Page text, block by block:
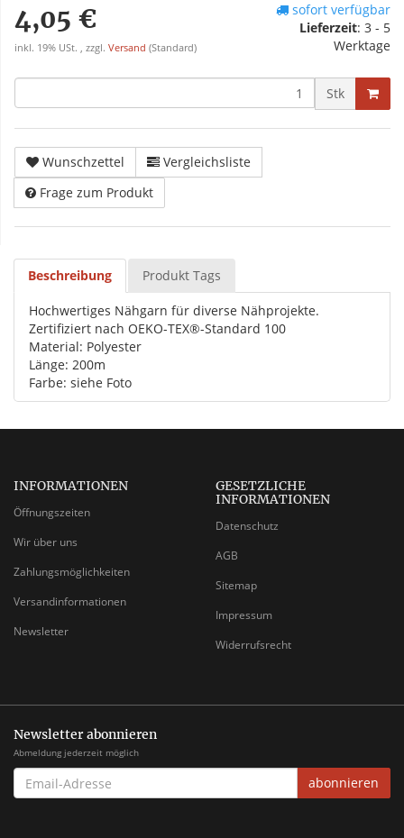
4,05 €
inkl. 19% USt. , zzgl. Versand (Standard)
sofort verfügbar
Lieferzeit: 3 - 5
Werktage
Stk
Wunschzettel
Vergleichsliste
Frage zum Produkt
Beschreibung Produkt Tags
Hochwertiges Nähgarn für diverse Nähprojekte.
Zertifiziert nach OEKO-TEX®-Standard 100
Material: Polyester
Länge: 200m
Farbe: siehe Foto
INFORMATIONEN
Öffnungszeiten
Wir über uns
Zahlungsmöglichkeiten
Versandinformationen
Newsletter
GESETZLICHE
INFORMATIONEN
Datenschutz
AGB
Sitemap
Impressum
Widerrufsrecht
Newsletter abonnieren
Abmeldung jederzeit möglich
EMAIL-
ADRESSE
abonnieren